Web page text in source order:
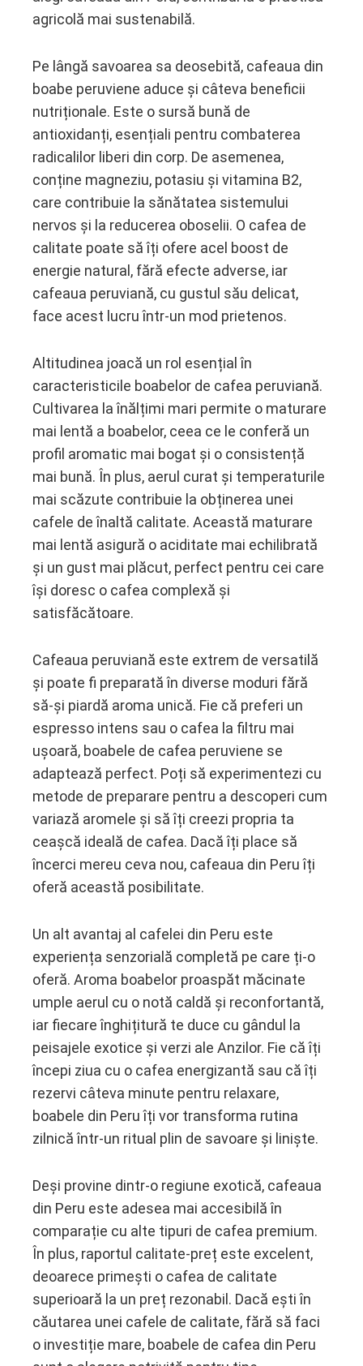
agricolă mai sustenabilă.
Pe lângă savoarea sa deosebită, cafeaua din
boabe peruviene aduce și câteva beneficii
nutriționale. Este o sursă bună de
antioxidanți, esențiali pentru combaterea
radicalilor liberi din corp. De asemenea,
conține magneziu, potasiu și vitamina B2,
care contribuie la sănătatea sistemului
nervos și la reducerea oboselii. O cafea de
calitate poate să îți ofere acel boost de
energie natural, fără efecte adverse, iar
cafeaua peruviană, cu gustul său delicat,
face acest lucru într-un mod prietenos.
Altitudinea joacă un rol esențial în
caracteristicile boabelor de cafea peruviană.
Cultivarea la înălțimi mari permite o maturare
mai lentă a boabelor, ceea ce le conferă un
profil aromatic mai bogat și o consistență
mai bună. În plus, aerul curat și temperaturile
mai scăzute contribuie la obținerea unei
cafele de înaltă calitate. Această maturare
mai lentă asigură o aciditate mai echilibrată
și un gust mai plăcut, perfect pentru cei care
își doresc o cafea complexă și
satisfăcătoare.
Cafeaua peruviană este extrem de versatilă
și poate fi preparată în diverse moduri fără
să-și piardă aroma unică. Fie că preferi un
espresso intens sau o cafea la filtru mai
ușoară, boabele de cafea peruviene se
adaptează perfect. Poți să experimentezi cu
metode de preparare pentru a descoperi cum
variază aromele și să îți creezi propria ta
ceașcă ideală de cafea. Dacă îți place să
încerci mereu ceva nou, cafeaua din Peru îți
oferă această posibilitate.
Un alt avantaj al cafelei din Peru este
experiența senzorială completă pe care ți-o
oferă. Aroma boabelor proaspăt măcinate
umple aerul cu o notă caldă și reconfortantă,
iar fiecare înghițitură te duce cu gândul la
peisajele exotice și verzi ale Anzilor. Fie că îți
începi ziua cu o cafea energizantă sau că îți
rezervi câteva minute pentru relaxare,
boabele din Peru îți vor transforma rutina
zilnică într-un ritual plin de savoare și liniște.
Deși provine dintr-o regiune exotică, cafeaua
din Peru este adesea mai accesibilă în
comparație cu alte tipuri de cafea premium.
În plus, raportul calitate-preț este excelent,
deoarece primești o cafea de calitate
superioară la un preț rezonabil. Dacă ești în
căutarea unei cafele de calitate, fără să faci
o investiție mare, boabele de cafea din Peru